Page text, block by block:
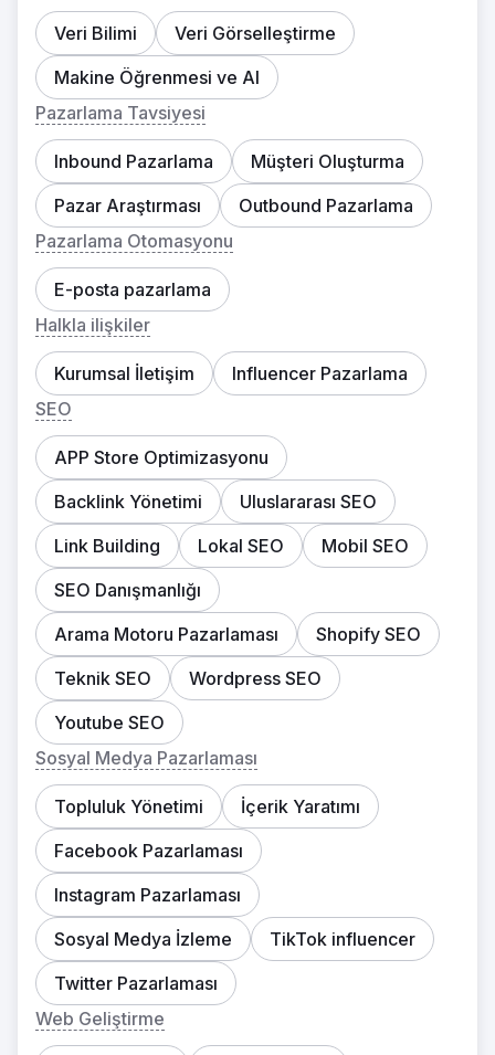
Veri Bilimi
Veri Görselleştirme
Makine Öğrenmesi ve AI
Pazarlama Tavsiyesi
Inbound Pazarlama
Müşteri Oluşturma
Pazar Araştırması
Outbound Pazarlama
Pazarlama Otomasyonu
E-posta pazarlama
Halkla ilişkiler
Kurumsal İletişim
Influencer Pazarlama
SEO
APP Store Optimizasyonu
Backlink Yönetimi
Uluslararası SEO
Link Building
Lokal SEO
Mobil SEO
SEO Danışmanlığı
Arama Motoru Pazarlaması
Shopify SEO
Teknik SEO
Wordpress SEO
Youtube SEO
Sosyal Medya Pazarlaması
Topluluk Yönetimi
İçerik Yaratımı
Facebook Pazarlaması
Instagram Pazarlaması
Sosyal Medya İzleme
TikTok influencer
Twitter Pazarlaması
Web Geliştirme